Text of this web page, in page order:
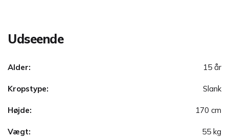
Udseende
Alder: 15 år
Kropstype: Slank
Højde: 170 cm
Vægt: 55 kg